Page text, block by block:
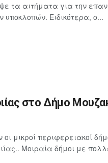
τα αιτήματα για την
Ειδικότερα, ο...
στο Δήμο
μικροί περιφερειακοί
Μοιραία δήμοι με